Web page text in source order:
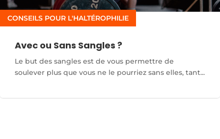
Avec ou Sans Sangles ?
CONSEILS POUR L'HALTÉROPHILIE
Le but des sangles est de vous permettre de
soulever plus que vous ne le pourriez sans elles, tant...